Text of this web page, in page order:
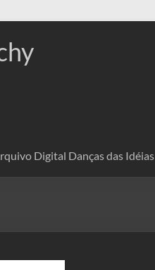
Digital Danças das Idéias